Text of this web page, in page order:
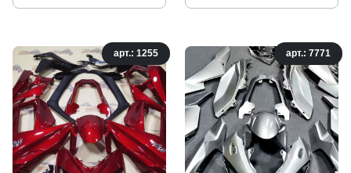
арт.: 1255 арт.: 7771